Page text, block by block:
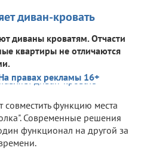
диван-кровать
диваны кроватям. Отчасти
квартиры не отличаются
правах рекламы 16+
функцию места
Современные решения
функционал на другой за